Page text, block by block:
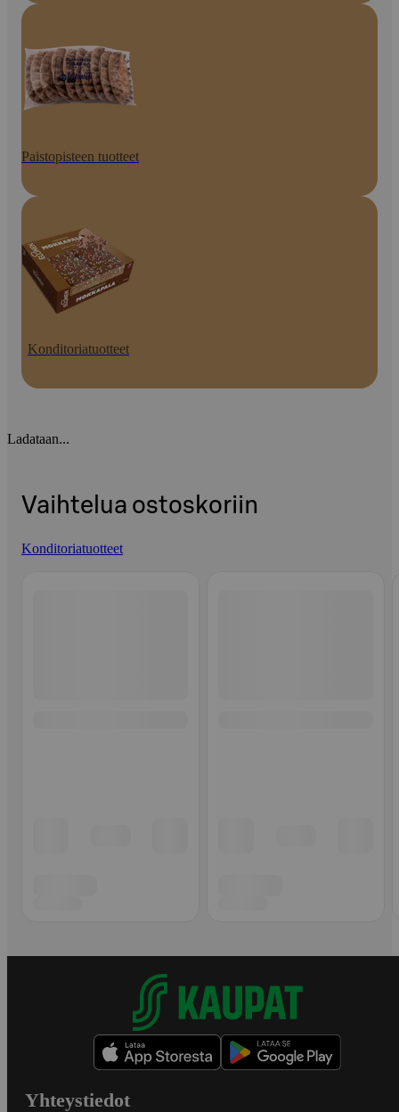
Paistopisteen tuotteet
Konditoriatuotteet
Ladataan...
Vaihtelua ostoskoriin
Konditoriatuotteet
Yhteystiedot